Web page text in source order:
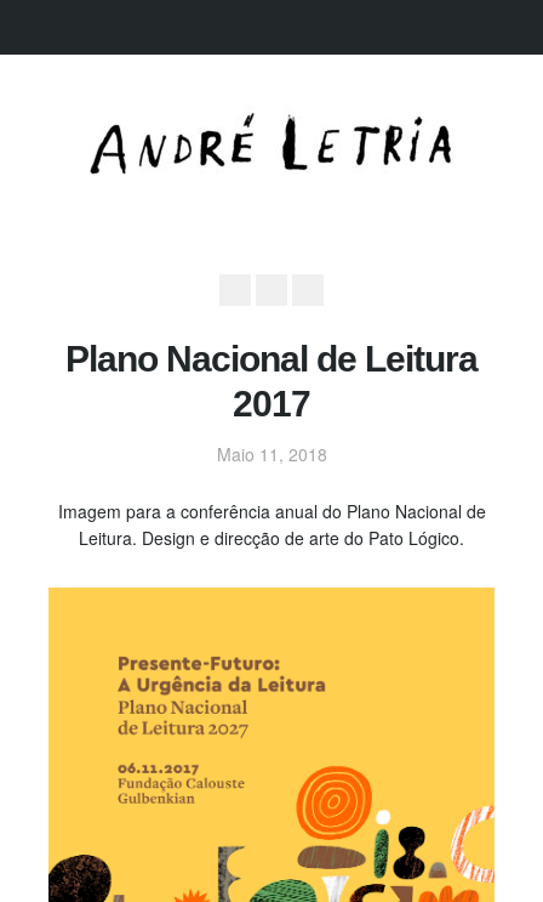
Plano Nacional de Leitura
2017
Maio 11, 2018
Imagem para a conferência anual do Plano Nacional de
Leitura. Design e direcção de arte do Pato Lógico.